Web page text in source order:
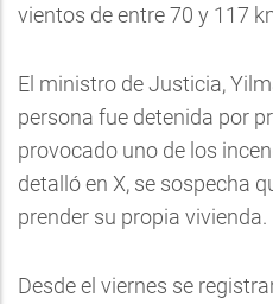
vientos de entre 70 y 117
El ministro de Justicia,
persona fue detenida por
provocado uno de los
detalló en X, se sospecha
prender su propia vivienda.
Desde el viernes se